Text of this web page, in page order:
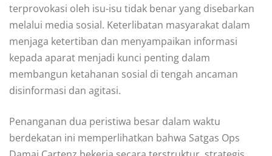
terprovokasi oleh isu-isu tidak benar yang disebarkan
melalui media sosial. Keterlibatan masyarakat dalam
menjaga ketertiban dan menyampaikan informasi
kepada aparat menjadi kunci penting dalam
membangun ketahanan sosial di tengah ancaman
disinformasi dan agitasi.
Penanganan dua peristiwa besar dalam waktu
berdekatan ini memperlihatkan bahwa Satgas Ops